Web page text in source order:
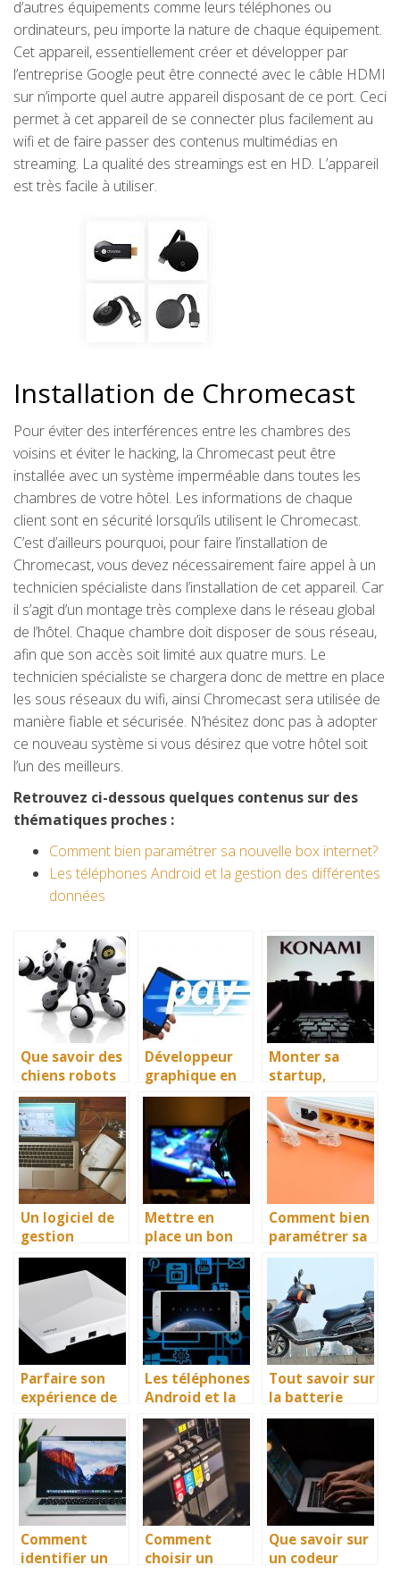
d’autres équipements comme leurs téléphones ou
ordinateurs, peu importe la nature de chaque équipement.
Cet appareil, essentiellement créer et développer par
l’entreprise Google peut être connecté avec le câble HDMI
sur n’importe quel autre appareil disposant de ce port. Ceci
permet à cet appareil de se connecter plus facilement au
wifi et de faire passer des contenus multimédias en
streaming. La qualité des streamings est en HD. L’appareil
est très facile à utiliser.
Installation de Chromecast
Pour éviter des interférences entre les chambres des
voisins et éviter le hacking, la Chromecast peut être
installée avec un système imperméable dans toutes les
chambres de votre hôtel. Les informations de chaque
client sont en sécurité lorsqu’ils utilisent le Chromecast.
C’est d’ailleurs pourquoi, pour faire l’installation de
Chromecast, vous devez nécessairement faire appel à un
technicien spécialiste dans l’installation de cet appareil. Car
il s’agit d’un montage très complexe dans le réseau global
de l’hôtel. Chaque chambre doit disposer de sous réseau,
afin que son accès soit limité aux quatre murs. Le
technicien spécialiste se chargera donc de mettre en place
les sous réseaux du wifi, ainsi Chromecast sera utilisée de
manière fiable et sécurisée. N’hésitez donc pas à adopter
ce nouveau système si vous désirez que votre hôtel soit
l’un des meilleurs.
Retrouvez ci-dessous quelques contenus sur des
thématiques proches :
Comment bien paramétrer sa nouvelle box internet?
Les téléphones Android et la gestion des différentes
données
Que savoir des
chiens robots
interactifs ?
Développeur
graphique en
freelance ? Les
raisons d’avoir
une banque en
ligne
Monter sa
startup,
comment faire
?
Un logiciel de
gestion
relation client
dans
Mettre en
place un bon
setup gamer
Comment bien
paramétrer sa
nouvelle box
internet?
Parfaire son
expérience de
gaming en
ligne
Les téléphones
Android et la
gestion des
différentes
données
Tout savoir sur
la batterie
d’une moto
électrique
Comment
identifier un
Comment
choisir un
Que savoir sur
un codeur